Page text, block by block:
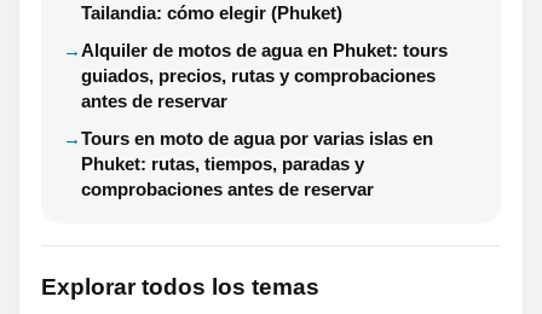
Tailandia: cómo elegir (Phuket)
Alquiler de motos de agua en Phuket: tours
guiados, precios, rutas y comprobaciones
antes de reservar
Tours en moto de agua por varias islas en
Phuket: rutas, tiempos, paradas y
comprobaciones antes de reservar
Explorar todos los temas